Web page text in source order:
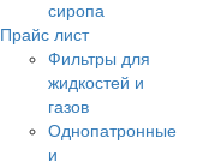
сиропа
Прайс лист
Фильтры для
жидкостей и
газов
Однопатронные
и